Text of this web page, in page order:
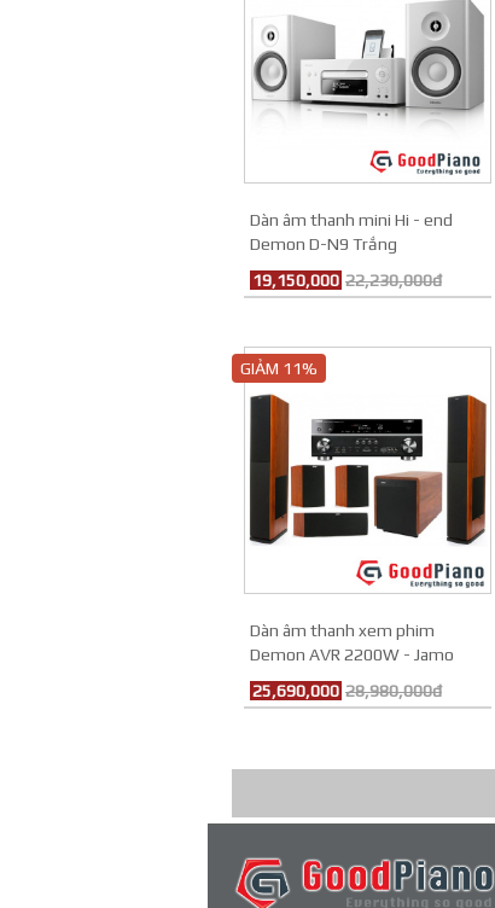
Dàn âm thanh mini Hi - end
Demon D-N9 Trắng
19,150,000 22,230,000đ
GIẢM 11%
Dàn âm thanh xem phim
Demon AVR 2200W - Jamo
25,690,000 28,980,000đ